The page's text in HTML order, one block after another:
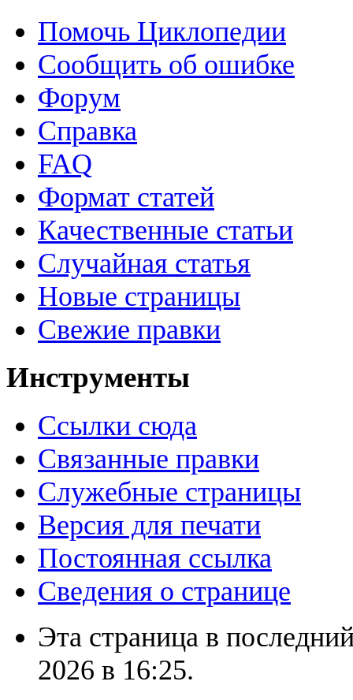
Помочь Циклопедии
Сообщить об ошибке
Форум
Справка
FAQ
Формат статей
Качественные статьи
Случайная статья
Новые страницы
Свежие правки
Инструменты
Ссылки сюда
Связанные правки
Служебные страницы
Версия для печати
Постоянная ссылка
Сведения о странице
Эта страница в
2026 в 16:25.